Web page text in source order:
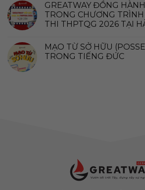
GREATWAY ĐỒNG
TRONG CHƯƠNG
THI THPTQG 2026 TẠI
MẠO TỪ SỞ HỮU
TRONG TIẾNG ĐỨC